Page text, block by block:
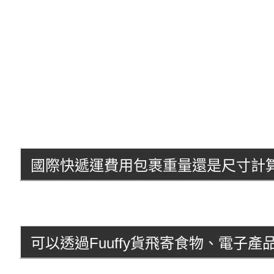
國際快遞運費用包裹重量還是尺寸計
可以透過Fuuffy貨飛寄食物、電子產